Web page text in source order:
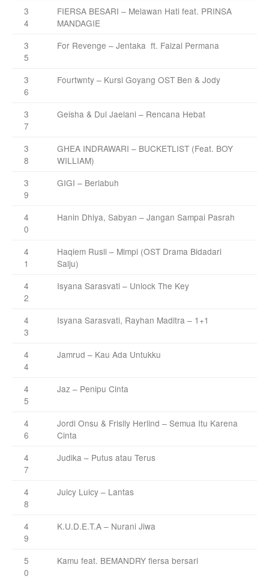
3
4
FIERSA BESARI – Melawan Hati feat. PRINSA
MANDAGIE
3
5
For Revenge – Jentaka ft. Faizal Permana
3
6
Fourtwnty – Kursi Goyang OST Ben & Jody
3
7
Geisha & Dul Jaelani – Rencana Hebat
3
8
GHEA INDRAWARI – BUCKETLIST (Feat. BOY
WILLIAM)
3
9
GIGI – Berlabuh
4
0
Hanin Dhiya, Sabyan – Jangan Sampai Pasrah
4
1
Haqiem Rusli – Mimpi (OST Drama Bidadari
Salju)
4
2
Isyana Sarasvati – Unlock The Key
4
3
Isyana Sarasvati, Rayhan Maditra – 1+1
4
4
Jamrud – Kau Ada Untukku
4
5
Jaz – Penipu Cinta
4
6
Jordi Onsu & Frislly Herlind – Semua Itu Karena
Cinta
4
7
Judika – Putus atau Terus
4
8
Juicy Luicy – Lantas
4
9
K.U.D.E.T.A – Nurani Jiwa
5
0
Kamu feat. BEMANDRY fiersa bersari